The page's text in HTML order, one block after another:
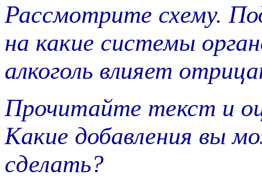
Рассмотрите схему.
на какие системы
алкоголь влияет
Прочитайте текст и
Какие добавления вы
сделать?